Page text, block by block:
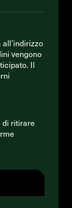
vengono
Il
di ritirare